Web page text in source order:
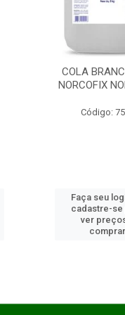
COLA
NORCOFIX
Código:
Faça seu
cadastre-se
ver
comprar